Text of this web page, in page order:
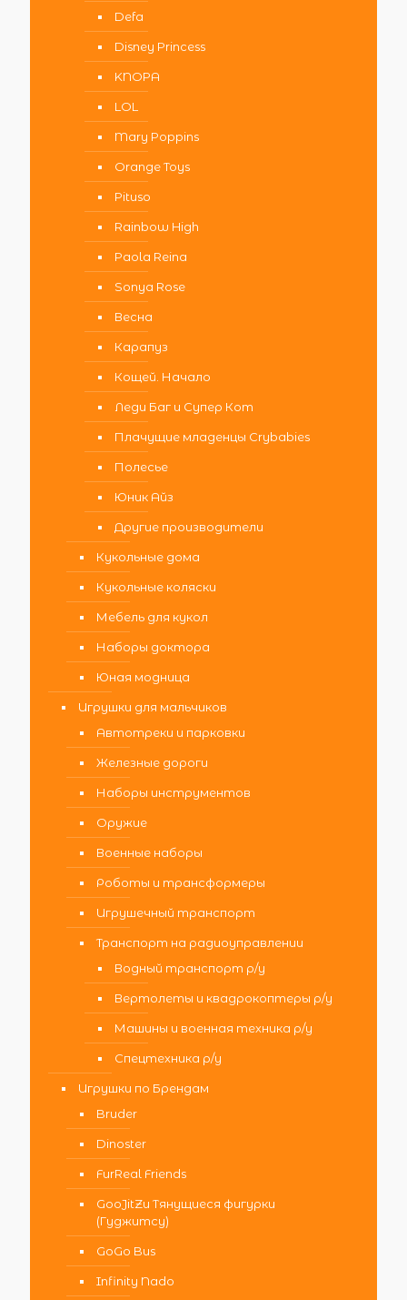
Defa
Disney Princess
KNOPA
LOL
Mary Poppins
Orange Toys
Pituso
Rainbow High
Paola Reina
Sonya Rose
Весна
Карапуз
Кощей. Начало
Леди Баг и Супер Кот
Плачущие младенцы Crybabies
Полесье
Юник Айз
Другие производители
Кукольные дома
Кукольные коляски
Мебель для кукол
Наборы доктора
Юная модница
Игрушки для мальчиков
Автотреки и парковки
Железные дороги
Наборы инструментов
Оружие
Военные наборы
Роботы и трансформеры
Игрушечный транспорт
Транспорт на радиоуправлении
Водный транспорт р/у
Вертолеты и квадрокоптеры р/у
Машины и военная техника р/у
Спецтехника р/у
Игрушки по Брендам
Bruder
Dinoster
FurReal Friends
GooJitZu Тянущиеся фигурки
(Гуджитсу)
GoGo Bus
Infinity Nado